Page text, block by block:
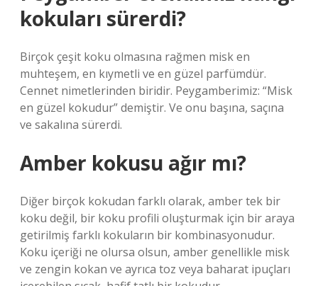
kokuları sürerdi?
Birçok çeşit koku olmasına rağmen misk en
muhteşem, en kıymetli ve en güzel parfümdür.
Cennet nimetlerinden biridir. Peygamberimiz: “Misk
en güzel kokudur” demiştir. Ve onu başına, saçına
ve sakalına sürerdi.
Amber kokusu ağır mı?
Diğer birçok kokudan farklı olarak, amber tek bir
koku değil, bir koku profili oluşturmak için bir araya
getirilmiş farklı kokuların bir kombinasyonudur.
Koku içeriği ne olursa olsun, amber genellikle misk
ve zengin kokan ve ayrıca toz veya baharat ipuçları